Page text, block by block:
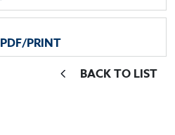
PDF/PRINT
BACK TO LIST